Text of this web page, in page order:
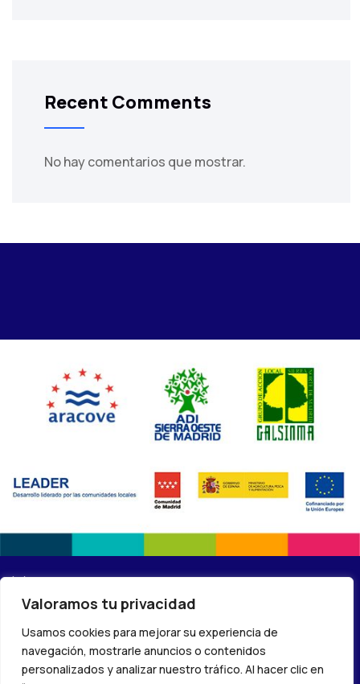
Valoramos tu privacidad
Usamos cookies para mejorar su experiencia de
navegación, mostrarle anuncios o contenidos
personalizados y analizar nuestro tráfico. Al hacer clic en
Recent Comments
No hay comentarios que mostrar.
(C) 2024 – Red de centros Madrid Rural Lab –Política de
privacidad